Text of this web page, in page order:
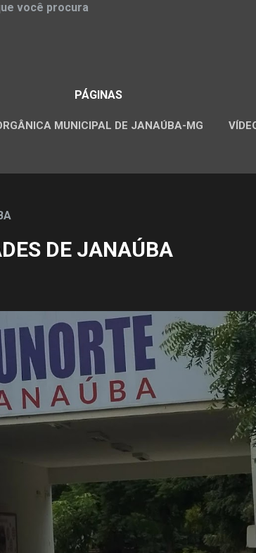
você procura
PÁGINAS
MUNICIPAL DE JANAÚBA-MG
DE JANAÚBA